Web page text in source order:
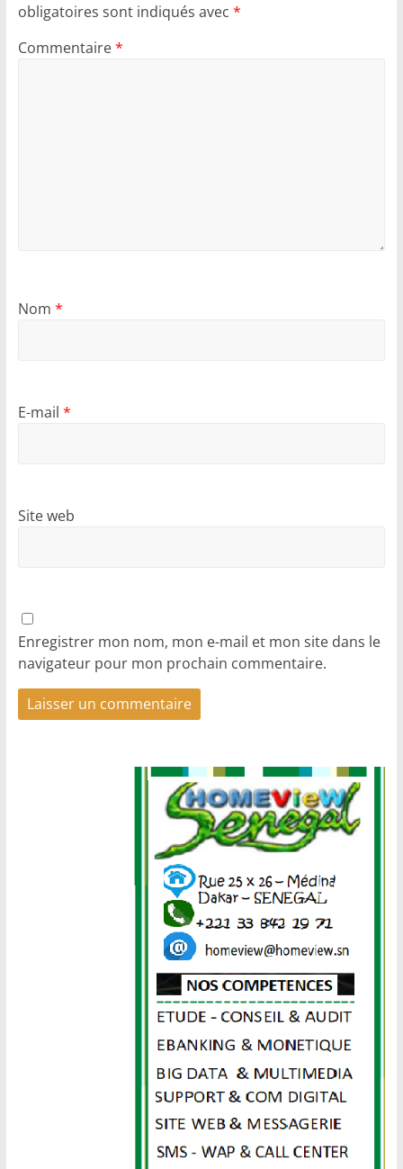
obligatoires sont indiqués avec *
Commentaire*
Nom *
E-mail *
Site web
Enregistrer mon nom, mon e-mail et mon site dans le
navigateur pour mon prochain commentaire.